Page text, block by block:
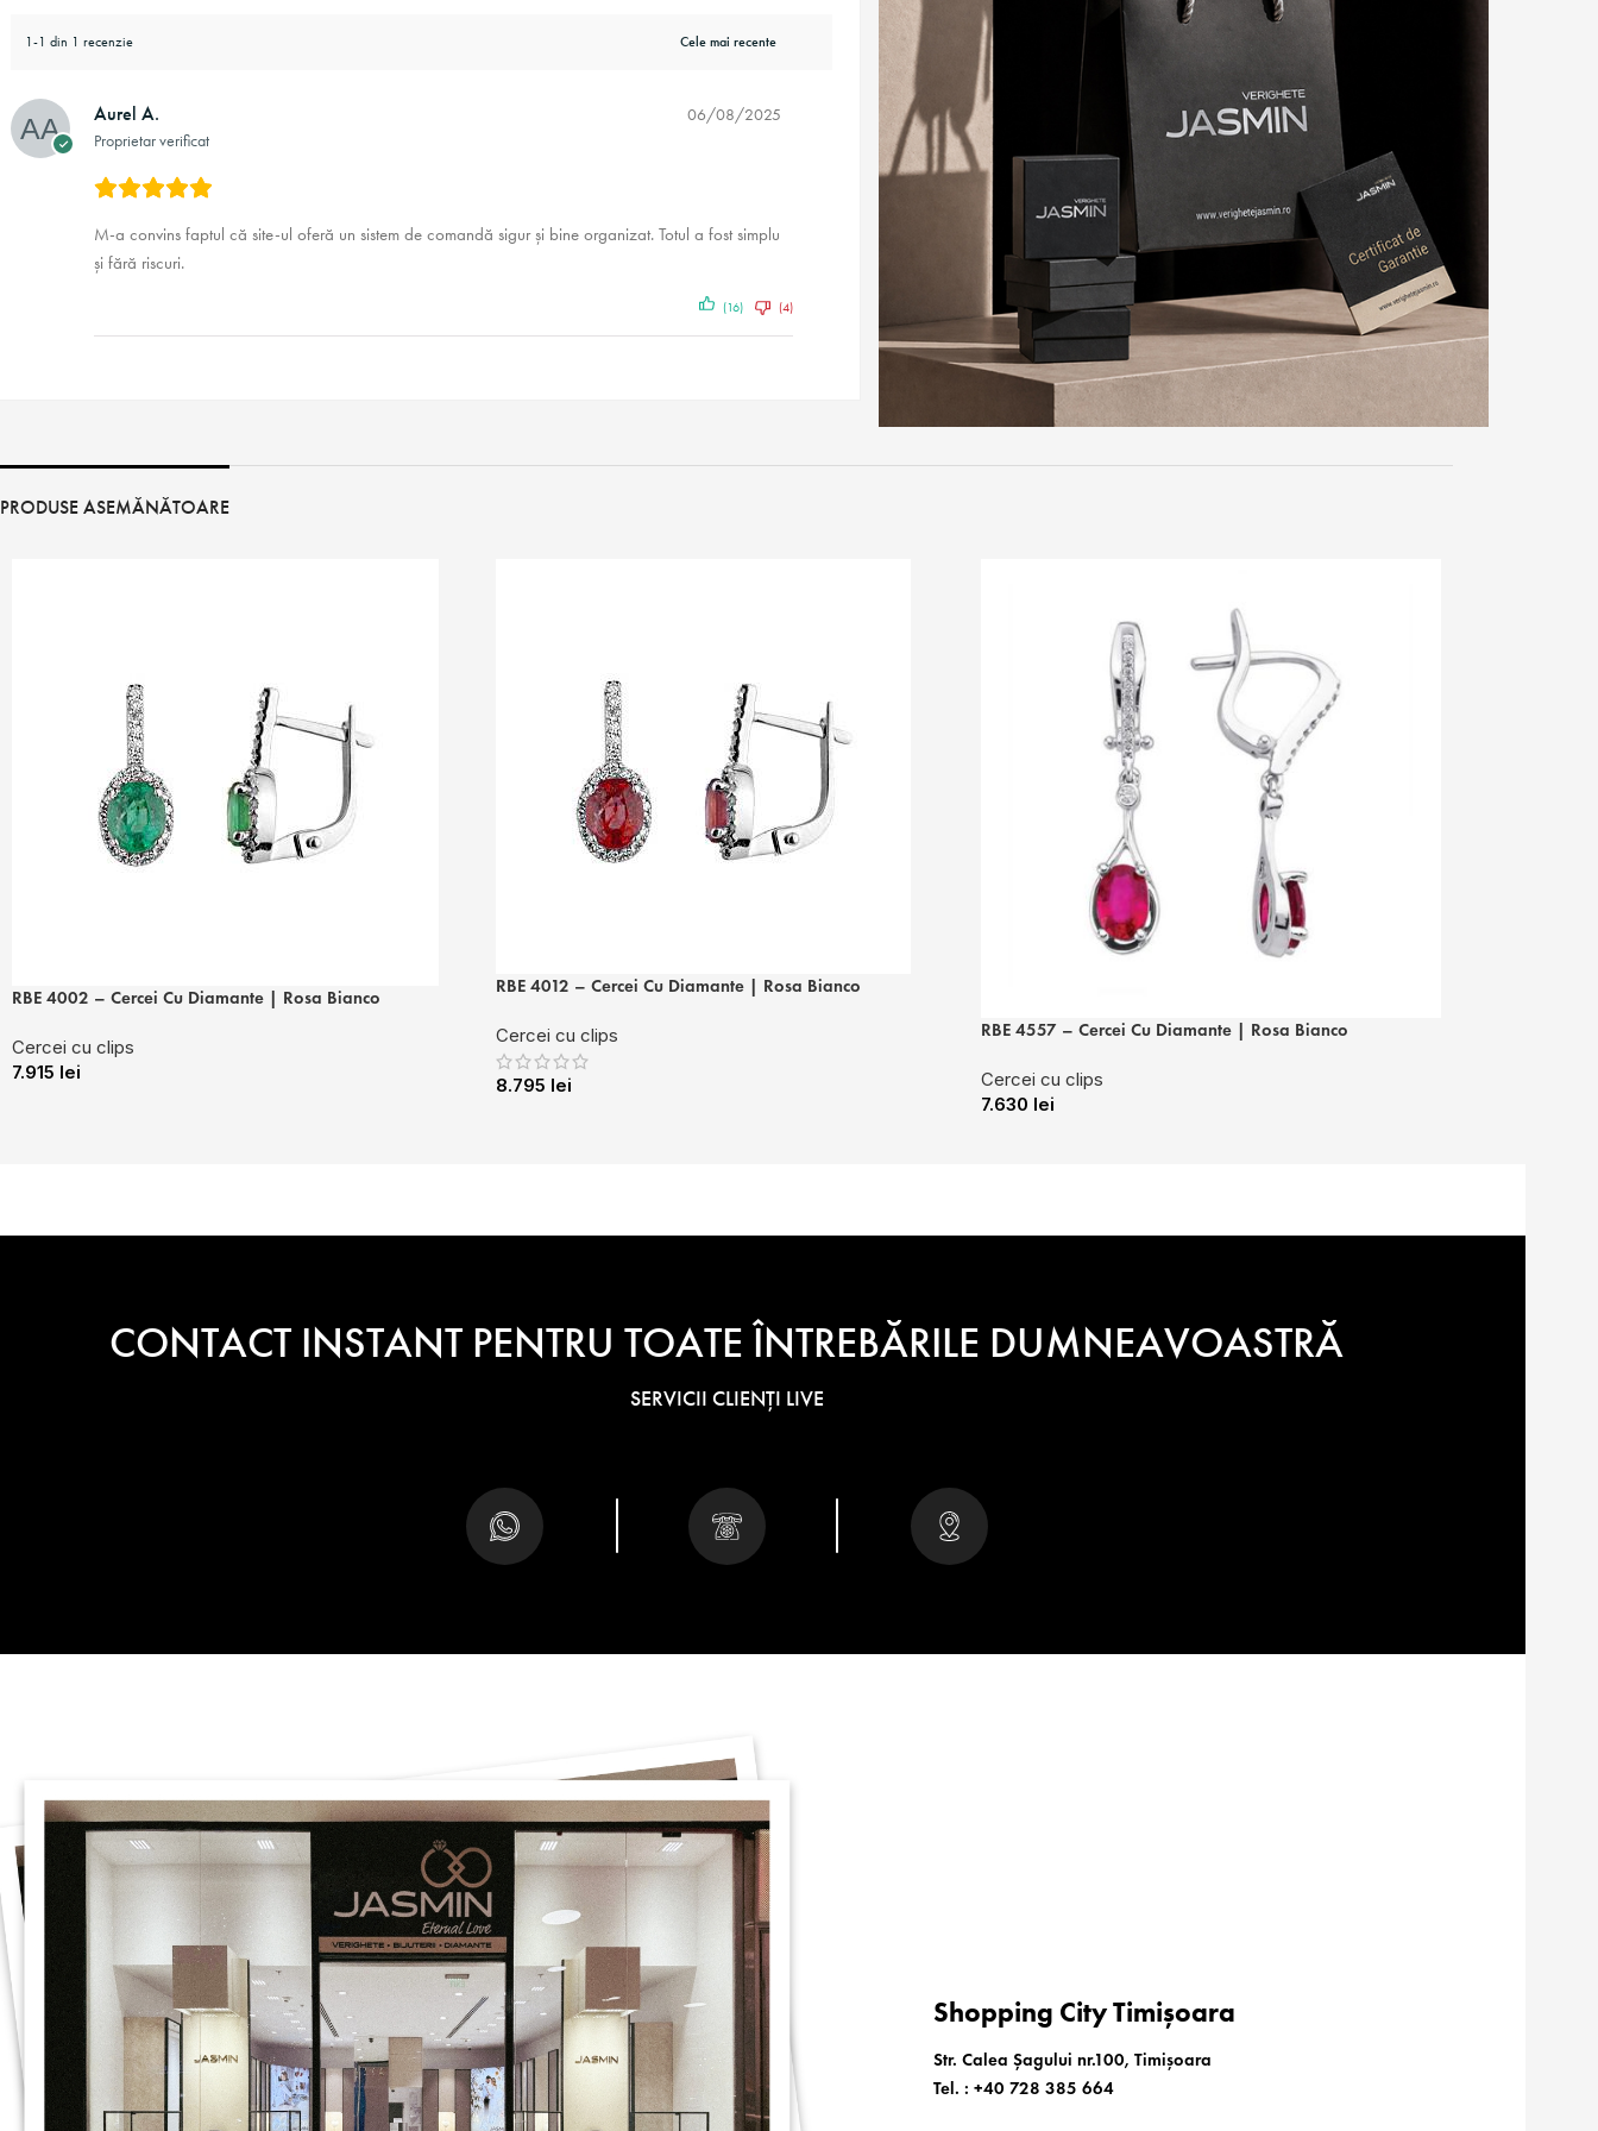
1-1 din 1 recenzie
Aurel A.
Proprietar verificat
06/08/2025
M-a convins faptul că site-ul oferă un sistem de comandă sigur și bine organizat. Totul a fost simplu
și fără riscuri.
(16) (4)
PRODUSE ASEMĂNĂTOARE
RBE 4002 – Cercei Cu Diamante | Rosa Bianco
Cercei cu clips
7.915 lei
RBE 4012 – Cercei Cu Diamante | Rosa Bianco
Cercei cu clips
8.795 lei
RBE 4557 – Cercei Cu Diamante | Rosa Bianco
Cercei cu clips
7.630 lei
CONTACT INSTANT PENTRU TOATE ÎNTREBĂRILE DUMNEAVOASTRĂ
SERVICII CLIENȚI LIVE
Shopping City Timișoara
Str. Calea Șagului nr.100, Timișoara
Tel. :+40 728 385 664